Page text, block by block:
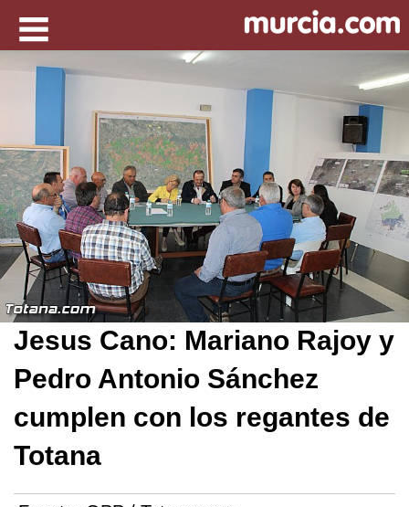
Jesus Cano: Mariano Rajoy y
Pedro Antonio Sánchez
cumplen con los regantes de
Totana